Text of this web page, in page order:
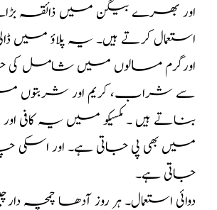
اور بھرے بیگن میں ذائقہ
استعمال کرتے ہیں۔ یہ پلاؤ میں
اورگرم مسالوں میں شامل
سے شراب، کریم اور شربتوں
بناتے ہیں ۔ مکسیکو میں یہ کافی
میں بھی پی جاتی ہے۔ اور اسکی
جاتی ہے۔
دوائی استعمال۔ ہر روز آدھا چمچہ